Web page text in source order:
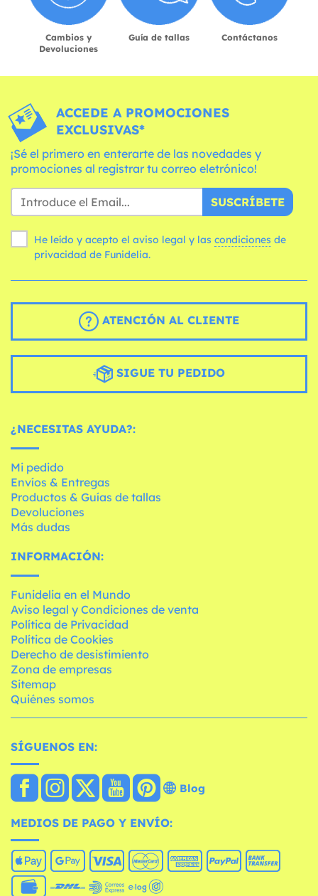
Cambios y
Devoluciones
Guía de tallas Contáctanos
ACCEDE A PROMOCIONES
EXCLUSIVAS*
¡Sé el primero en enterarte de las novedades y
promociones al registrar tu correo eletrónico!
SUSCRÍBETE
He leído y acepto el aviso legal y las condiciones
privacidad de Funidelia.
ATENCIÓN AL CLIENTE
SIGUE TU PEDIDO
¿NECESITAS AYUDA?:
Mi pedido
Envíos & Entregas
Productos & Guías de tallas
Devoluciones
Más dudas
INFORMACIÓN:
Funidelia en el Mundo
Aviso legal y Condiciones de venta
Política de Privacidad
Política de Cookies
Derecho de desistimiento
Zona de empresas
Sitemap
Quiénes somos
SÍGUENOS EN:
Blog
MEDIOS DE PAGO Y ENVÍO: